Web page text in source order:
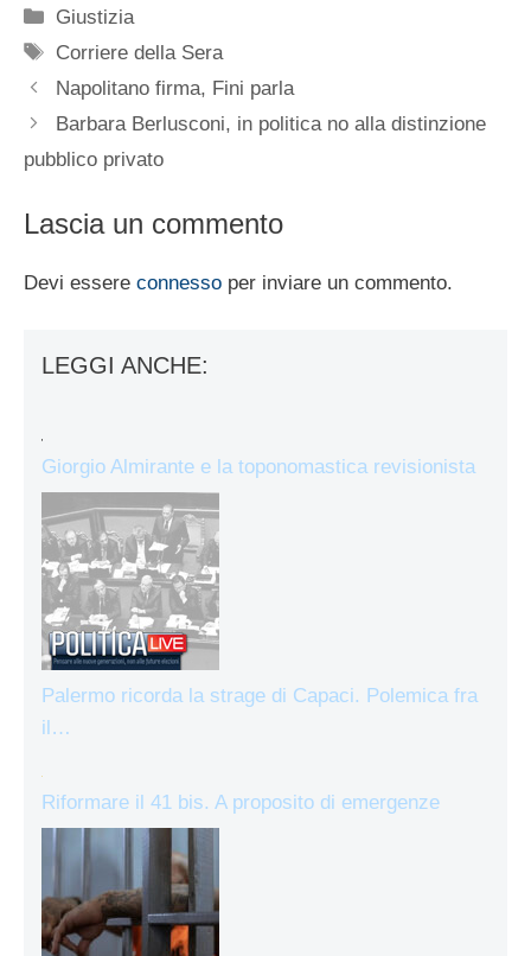
Categorie
Giustizia
Tag
Corriere della Sera
Napolitano firma, Fini parla
Barbara Berlusconi, in politica no alla distinzione
pubblico privato
Lascia un commento
Devi essere connesso per inviare un commento.
LEGGI ANCHE:
Giorgio Almirante e la toponomastica revisionista
Palermo ricorda la strage di Capaci. Polemica fra
il…
Riformare il 41 bis. A proposito di emergenze